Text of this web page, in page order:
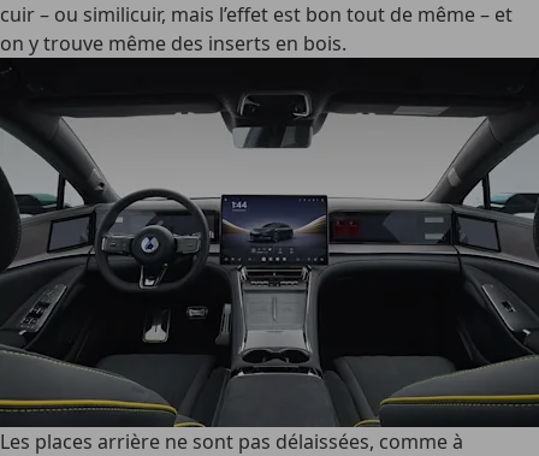
cuir – ou similicuir, mais l’effet est bon tout de même – et
on y trouve même des inserts en bois.
Les places arrière ne sont pas délaissées, comme à